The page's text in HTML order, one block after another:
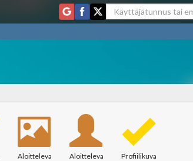
Aloitteleva
Aloitteleva
Profiilikuva